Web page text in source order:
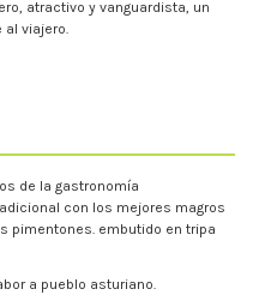
atractivo y vanguardista, un
al viajero.
de la gastronomía
con los mejores magros
pimentones. embutido en tripa
a pueblo asturiano.